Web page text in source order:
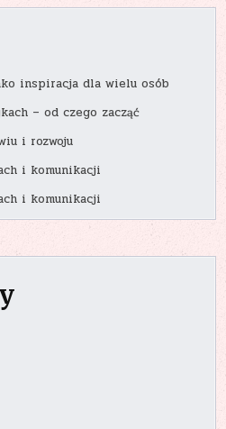
inspiracja dla wielu osób
– od czego zacząć
i rozwoju
i komunikacji
i komunikacji